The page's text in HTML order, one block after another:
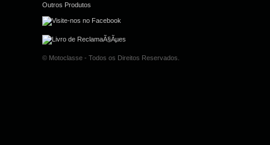
Outros Produtos
© Motoclasse - Todos os Direitos Reservados.